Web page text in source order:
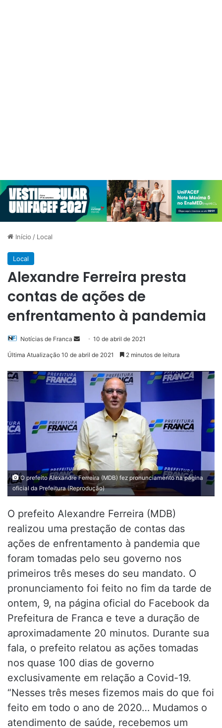
Início / Local
Local
Alexandre Ferreira presta
contas de ações de
enfrentamento à pandemia
Notícias de Franca
Mande
mail
10 de abril de 2021
Última Atualização 10 de abril de 2021 2 minutos de leitura
O prefeito Alexandre Ferreira (MDB) fez pronunciamento na página
oficial da Prefeitura (Reprodução)
O prefeito Alexandre Ferreira (MDB)
realizou uma prestação de contas das
ações de enfrentamento à pandemia que
foram tomadas pelo seu governo nos
primeiros três meses do seu mandato. O
pronunciamento foi feito no fim da tarde de
ontem, 9, na página oficial do Facebook da
Prefeitura de Franca e teve a duração de
aproximadamente 20 minutos. Durante sua
fala, o prefeito relatou as ações tomadas
nos quase 100 dias de governo
exclusivamente em relação a Covid-19.
“Nesses três meses fizemos mais do que foi
feito em todo o ano de 2020… Mudamos o
atendimento de saúde, recebemos um